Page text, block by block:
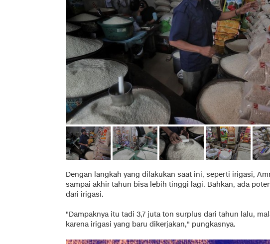
Dengan langkah yang dilakukan saat ini, seperti irigasi,
sampai akhir tahun bisa lebih tinggi lagi. Bahkan, ada
dari irigasi.
"Dampaknya itu tadi 3,7 juta ton surplus dari tahun lalu,
karena irigasi yang baru dikerjakan," pungkasnya.